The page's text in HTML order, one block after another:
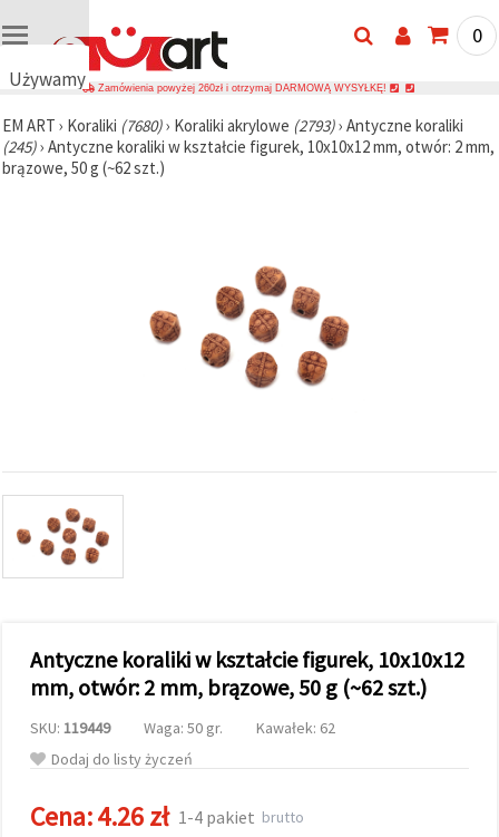
Używamy
cookie
🍪
Używamy
ruch i
wyświetlać
bardziej
trafne treści
naszych
partnerów
analitycznych
marketingowych.
Możesz
zgodzić się
używanie
wszystkich
0
Zamówienia powyżej 260zł i otrzymaj DARMOWĄ WYSYŁKĘ!
EM ART › Koraliki (7680)› Koraliki akrylowe (2793)› Antyczne koraliki
(245)› Antyczne koraliki w kształcie figurek, 10x10x12 mm, otwór: 2 mm,
brązowe, 50 g (~62 szt.)
Antyczne koraliki w kształcie figurek, 10x10x12
mm, otwór: 2 mm, brązowe, 50 g (~62 szt.)
SKU: 119449 Waga: 50 gr.
Kawałek: 62
Dodaj do listy życzeń
Cena:4.26 zł 1-4 pakiet brutto